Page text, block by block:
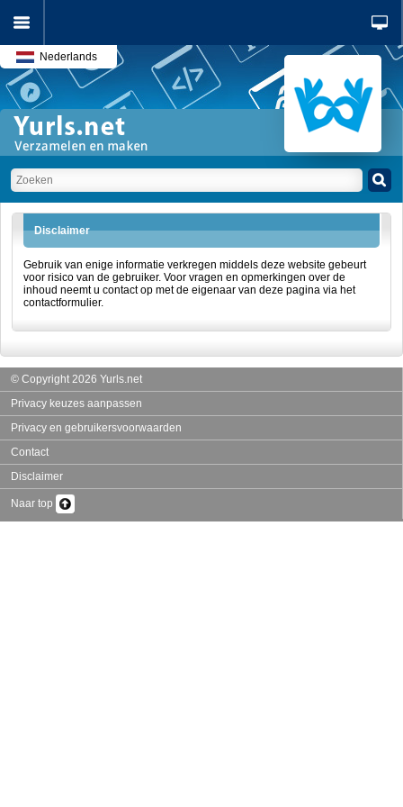
Nederlands
Disclaimer
Gebruik van enige informatie verkregen middels deze website gebeurt
voor risico van de gebruiker. Voor vragen en opmerkingen over de
inhoud neemt u contact op met de eigenaar van deze pagina via het
contactformulier.
© Copyright 2026 Yurls.net
Privacy keuzes aanpassen
Privacy en gebruikersvoorwaarden
Contact
Disclaimer
Naar top